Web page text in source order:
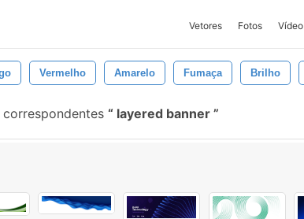
Vetores Fotos Vídeo
Vermelho Amarelo Fumaça Brilho
layered banner